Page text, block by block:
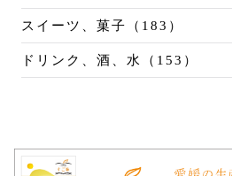
スイーツ、菓子（183）
ドリンク、酒、水（153）